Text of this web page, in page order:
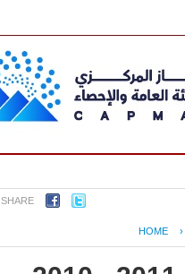
SHARE
HOME ›